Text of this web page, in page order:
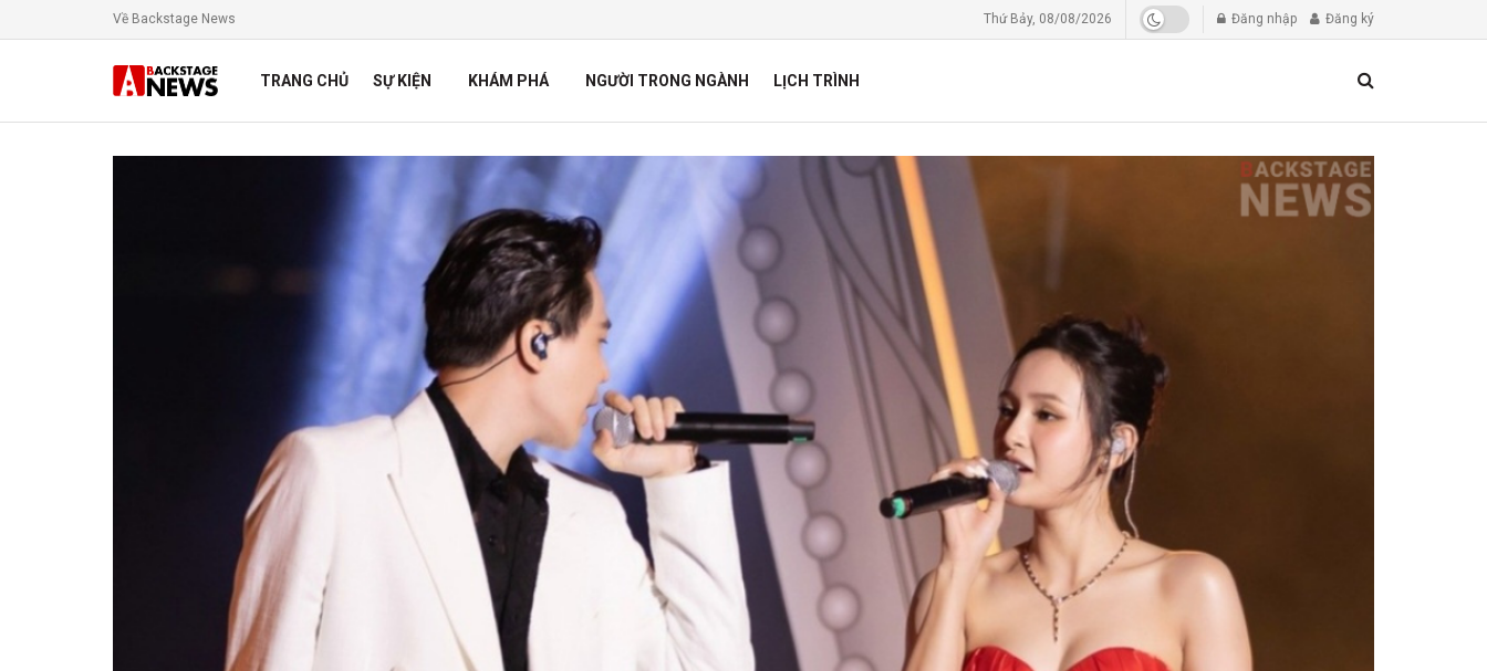
Về Backstage News Thứ Bảy, 08/08/2026 Đăng nhập Đăng ký
TRANG CHỦ SỰ KIỆN KHÁM PHÁ NGƯỜI TRONG NGÀNH LỊCH TRÌNH